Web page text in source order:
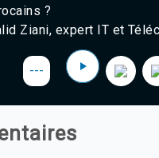
Taza
Tiznit
SkhourRhamna
Taroudant
?
Ziani, expert IT et
---